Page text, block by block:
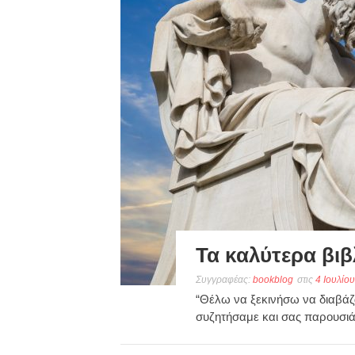
Τα καλύτερα
Συγγραφέας: bookblog στις 4
“Θέλω να ξεκινήσω να
συζητήσαμε και σας